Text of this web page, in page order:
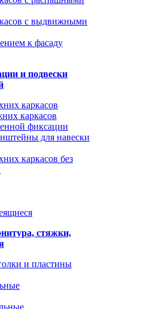
с выдвижными
к фасаду
и подвески
каркасов
каркасов
фиксации
для навески
каркасов без
стяжки,
и пластины